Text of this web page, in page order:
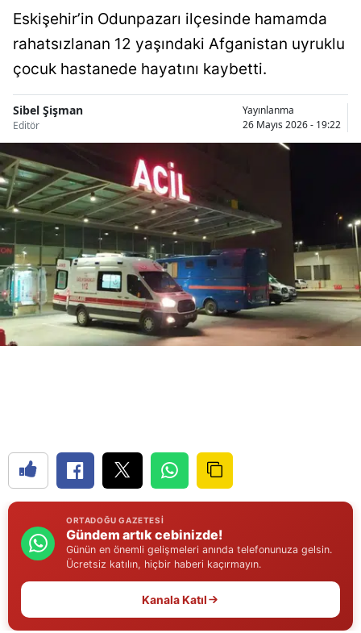
Artvin
Aydın
Balıkesir
Bingöl
Bitlis
Bolu
Burdur
Bursa
Çanakkale
Çankırı
Edirne
Elazığ
Erzincan
Erzurum
Eskişehir
Eskişehir’in Odunpazarı ilçesinde hamamda
rahatsızlanan 12 yaşındaki Afganistan uyruklu
çocuk hastanede hayatını kaybetti.
Sibel Şişman
Editör
Yayınlanma
26 Mayıs 2026 - 19:22
ORTADOĞU GAZETESI
Gündem artık cebinizde!
Günün en önemli gelişmeleri anında telefonunuza gelsin.
Ücretsiz katılın, hiçbir haberi kaçırmayın.
Kanala Katıl